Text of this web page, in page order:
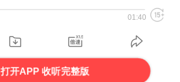
01:40
打开APP 收听完整版